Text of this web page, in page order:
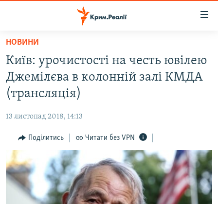
Перейти
основного
матеріалу
Перейти
до
основної
Перейти
пошуку
ВОДА.КРИМ
ВІДЕО ТА ФОТО
БЛОГИ
ПОГЛЯД
ІНТЕРВ'Ю
ВСЕ ЗА ДЕНЬ
СПЕЦПРОЕКТИ
НОВИНИ
Київ: урочистості на честь ювілею
Джемілєва в колонній залі КМДА
(трансляція)
13 листопад 2018, 14:13
Поділитись Читати без VPN